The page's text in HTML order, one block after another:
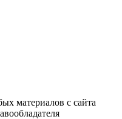
материалов с сайта